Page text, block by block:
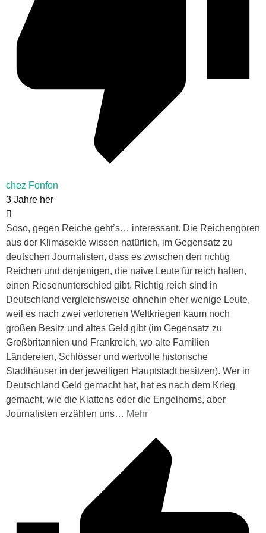
chez Fonfon
3 Jahre her
Soso, gegen Reiche geht’s… interessant. Die Reichengören
aus der Klimasekte wissen natürlich, im Gegensatz zu
deutschen Journalisten, dass es zwischen den richtig
Reichen und denjenigen, die naive Leute für reich halten,
einen Riesenunterschied gibt. Richtig reich sind in
Deutschland vergleichsweise ohnehin eher wenige Leute,
weil es nach zwei verlorenen Weltkriegen kaum noch
großen Besitz und altes Geld gibt (im Gegensatz zu
Großbritannien und Frankreich, wo alte Familien
Ländereien, Schlösser und wertvolle historische
Stadthäuser in der jeweiligen Hauptstadt besitzen). Wer in
Deutschland Geld gemacht hat, hat es nach dem Krieg
gemacht, wie die Klattens oder die Engelhorns, aber
Journalisten erzählen uns… Mehr